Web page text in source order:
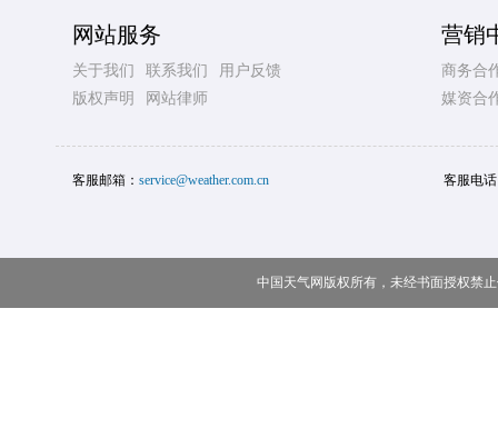
网站服务
关于我们 联系我们
用户反馈
版权声明
网站律师
营销
商务合
媒资合
客服邮箱： service@weather.com.cn 客服电
中国天气网版权所有，未经书面授权